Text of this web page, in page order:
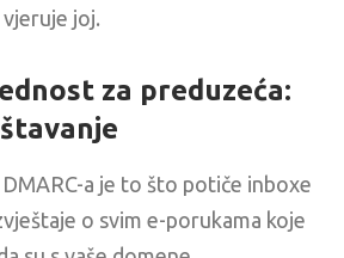
joj.
za preduzeća:
a je to što potiče inboxe
o svim e-porukama koje